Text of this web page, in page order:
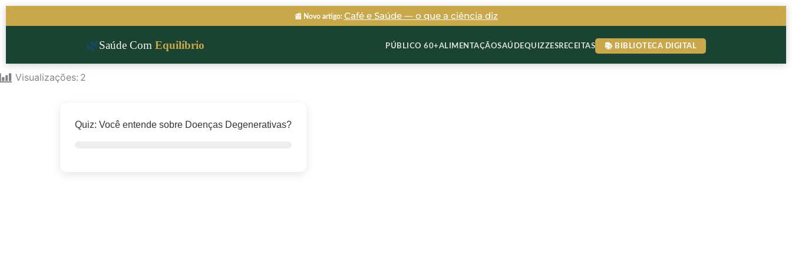
📰 Novo artigo: Café e Saúde — o que a ciência diz
🌿Saúde Com Equilíbrio PÚBLICO 60+ALIMENTAÇÃOSAÚDEQUIZZESRECEITAS 📚 BIBLIOTECA DIGITAL
Visualizações: 2
Quiz: Você entende sobre Doenças Degenerativas?